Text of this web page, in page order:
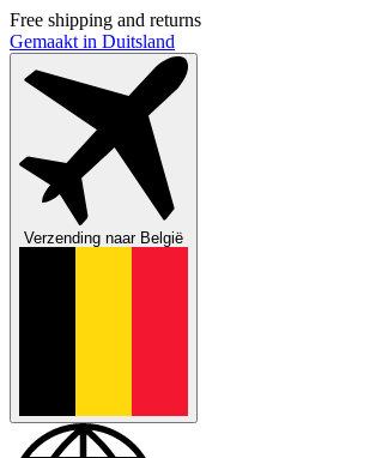
Free shipping and returns
Gemaakt in Duitsland
Verzending naarBelgië